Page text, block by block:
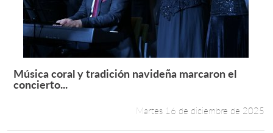
Leer más +
Música coral y tradición navideña marcaron el
concierto...
Martes 16 de diciembre de 2025